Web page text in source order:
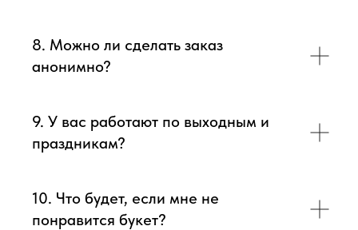
8. Можно ли сделать заказ
анонимно?
9. У вас работают по выходным и
праздникам?
10. Что будет, если мне не
понравится букет?